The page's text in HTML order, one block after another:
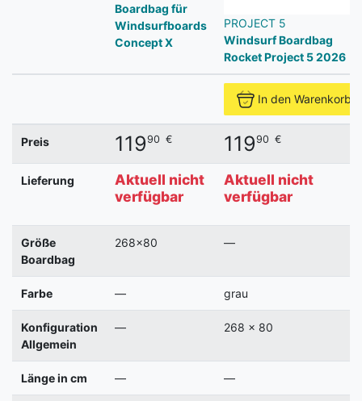
Boardbag für
Windsurfboards
Concept X
PROJECT 5
Windsurf Boardbag
Rocket Project 5 2026
In den Warenkorb
Preis 11990 € 11990 €
Lieferung
Aktuell nicht
verfügbar
Aktuell nicht
verfügbar
Größe
Boardbag
268x80 —
Farbe — grau
Konfiguration
Allgemein
— 268 x 80
Länge in cm — —